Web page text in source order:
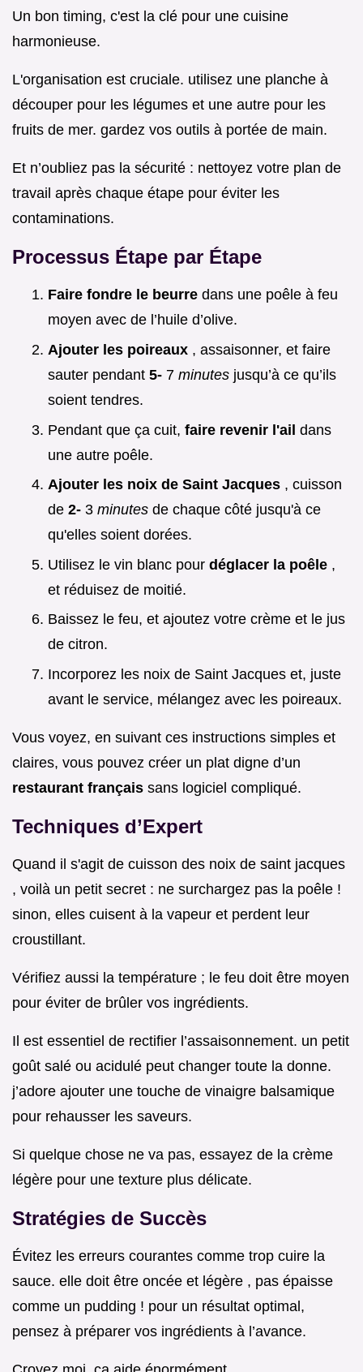
Un bon timing, c'est la clé pour une cuisine
harmonieuse.
L'organisation est cruciale. utilisez une planche à
découper pour les légumes et une autre pour les
fruits de mer. gardez vos outils à portée de main.
Et n’oubliez pas la sécurité : nettoyez votre plan de
travail après chaque étape pour éviter les
contaminations.
Processus Étape par Étape
Faire fondre le beurre dans une poêle à feu
moyen avec de l’huile d’olive.
Ajouter les poireaux , assaisonner, et faire
sauter pendant 5- 7 minutes jusqu’à ce qu’ils
soient tendres.
Pendant que ça cuit, faire revenir l'ail dans
une autre poêle.
Ajouter les noix de Saint Jacques , cuisson
de 2- 3 minutes de chaque côté jusqu'à ce
qu'elles soient dorées.
Utilisez le vin blanc pour déglacer la poêle ,
et réduisez de moitié.
Baissez le feu, et ajoutez votre crème et le jus
de citron.
Incorporez les noix de Saint Jacques et, juste
avant le service, mélangez avec les poireaux.
Vous voyez, en suivant ces instructions simples et
claires, vous pouvez créer un plat digne d’un
restaurant français sans logiciel compliqué.
Techniques d’Expert
Quand il s'agit de cuisson des noix de saint jacques
, voilà un petit secret : ne surchargez pas la poêle !
sinon, elles cuisent à la vapeur et perdent leur
croustillant.
Vérifiez aussi la température ; le feu doit être moyen
pour éviter de brûler vos ingrédients.
Il est essentiel de rectifier l’assaisonnement. un petit
goût salé ou acidulé peut changer toute la donne.
j’adore ajouter une touche de vinaigre balsamique
pour rehausser les saveurs.
Si quelque chose ne va pas, essayez de la crème
légère pour une texture plus délicate.
Stratégies de Succès
Évitez les erreurs courantes comme trop cuire la
sauce. elle doit être oncée et légère , pas épaisse
comme un pudding ! pour un résultat optimal,
pensez à préparer vos ingrédients à l’avance.